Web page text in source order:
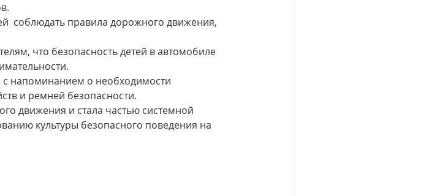
соблюдать правила дорожного движения,
что безопасность детей в автомобиле
напоминанием о необходимости
и ремней безопасности.
движения и стала частью системной
культуры безопасного поведения на